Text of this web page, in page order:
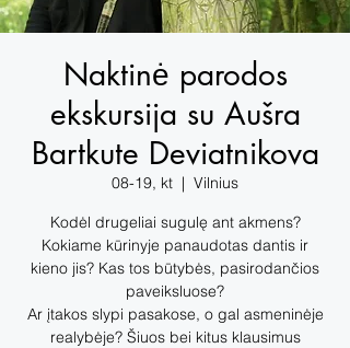
Naktinė parodos
ekskursija su Aušra
Bartkute Deviatnikova
08-19, kt
  |
Vilnius
Kodėl drugeliai sugulę ant akmens?
Kokiame kūrinyje panaudotas dantis ir
kieno jis? Kas tos būtybės, pasirodančios
paveiksluose?
Ar įtakos slypi pasakose, o gal asmeninėje
realybėje? Šiuos bei kitus klausimus